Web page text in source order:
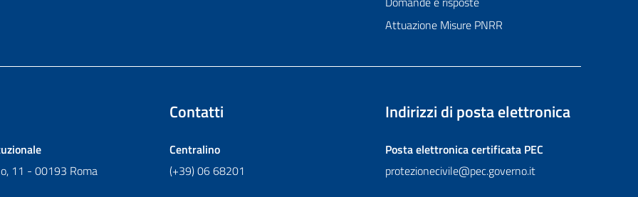
Attuazione Misure PNRR
11 - 00193 Roma
Contatti
Centralino
(+39) 06 68201
Indirizzi di posta elettronica
Posta elettronica certificataPEC
protezionecivile@pec.governo.it